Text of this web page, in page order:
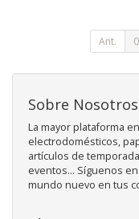
Ant.
Sobre Nosotros
La mayor plataforma
electrodomésticos,
artículos de
eventos... Síguenos
mundo nuevo en tus